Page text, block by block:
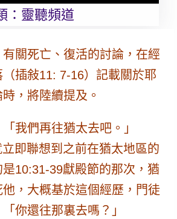
： 靈聽頻道
有關死亡、復活的討論，在經
插敍11: 7-16）記載關於耶
，將陸續提及。
我們再往猶太去吧。」
立即聯想到之前在猶太地區的
10:31-39獻殿節的那次，猶
，大概基於這個經歷，門徒
你還往那裏去嗎？」